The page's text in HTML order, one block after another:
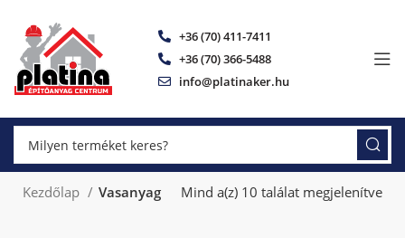
+36 (70) 411-7411
+36 (70) 366-5488
info@platinaker.hu
Kezdőlap Vasanyag Mind a(z) 10 találat megjelenítve